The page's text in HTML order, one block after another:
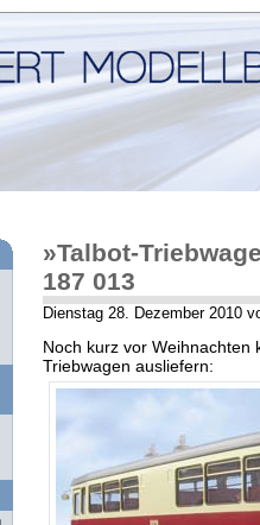
»Talbot-
187 013
Dienstag 28. Dezember 2010
Noch kurz vor Weihnachten
Triebwagen ausliefern: